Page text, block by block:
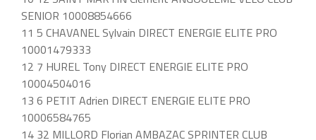
SENIOR 10008854666
11 5 CHAVANEL Sylvain DIRECT ENERGIE ELITE PRO
10001479333
12 7 HUREL Tony DIRECT ENERGIE ELITE PRO
10004504016
13 6 PETIT Adrien DIRECT ENERGIE ELITE PRO
10006584765
14 32 MILLORD Florian AMBAZAC SPRINTER CLUB